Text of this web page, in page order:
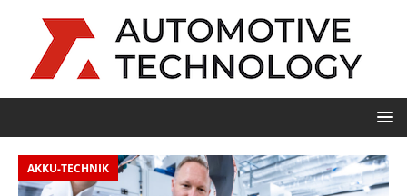
AKKU-TECHNIK